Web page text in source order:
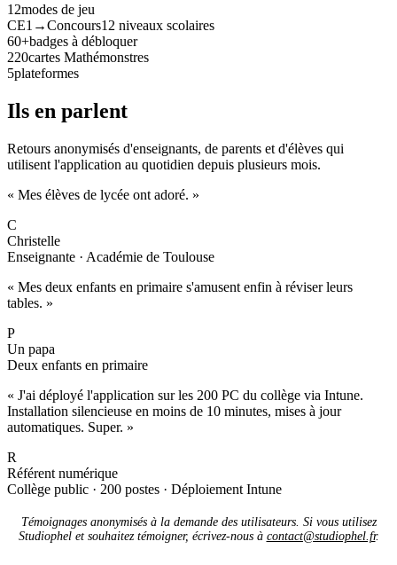
12modes de jeu
CE1→Concours12 niveaux scolaires
60+badges à débloquer
220cartes Mathémonstres
5plateformes
Ils en parlent
Retours anonymisés d'enseignants, de parents et d'élèves qui
utilisent l'application au quotidien depuis plusieurs mois.
« Mes élèves de lycée ont adoré. »
C
Christelle
Enseignante · Académie de Toulouse
« Mes deux enfants en primaire s'amusent enfin à réviser leurs
tables. »
P
Un papa
Deux enfants en primaire
« J'ai déployé l'application sur les 200 PC du collège via Intune.
Installation silencieuse en moins de 10 minutes, mises à jour
automatiques. Super. »
R
Référent numérique
Collège public · 200 postes · Déploiement Intune
Témoignages anonymisés à la demande des utilisateurs. Si vous utilisez
Studiophel et souhaitez témoigner, écrivez-nous à contact@studiophel.fr.